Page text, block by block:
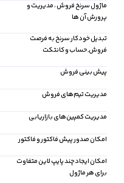
ماژول سرنخ فروش ، مدیریت و
پرورش آن ها
تبدیل خودکار سرنخ به فرصت
فروش,حساب و کانتکت
پیش بینی فروش
مدیریت تیم‌های فروش
مدیریت کمپین‌های بازاریابی
امکان صدور پیش فاکتور و فاکتور
امکان ایجادچند پایپ لاین متفاوت
برای هر ماژول